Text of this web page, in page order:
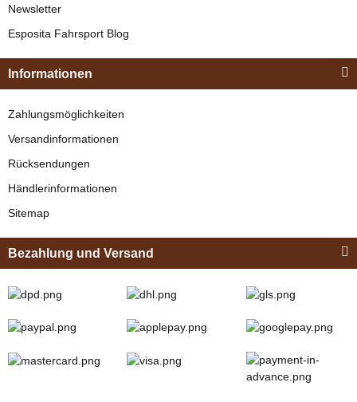
Newsletter
Esposita Fahrsport Blog
Informationen
Zahlungsmöglichkeiten
Versandinformationen
Rücksendungen
Händlerinformationen
Sitemap
Bezahlung und Versand